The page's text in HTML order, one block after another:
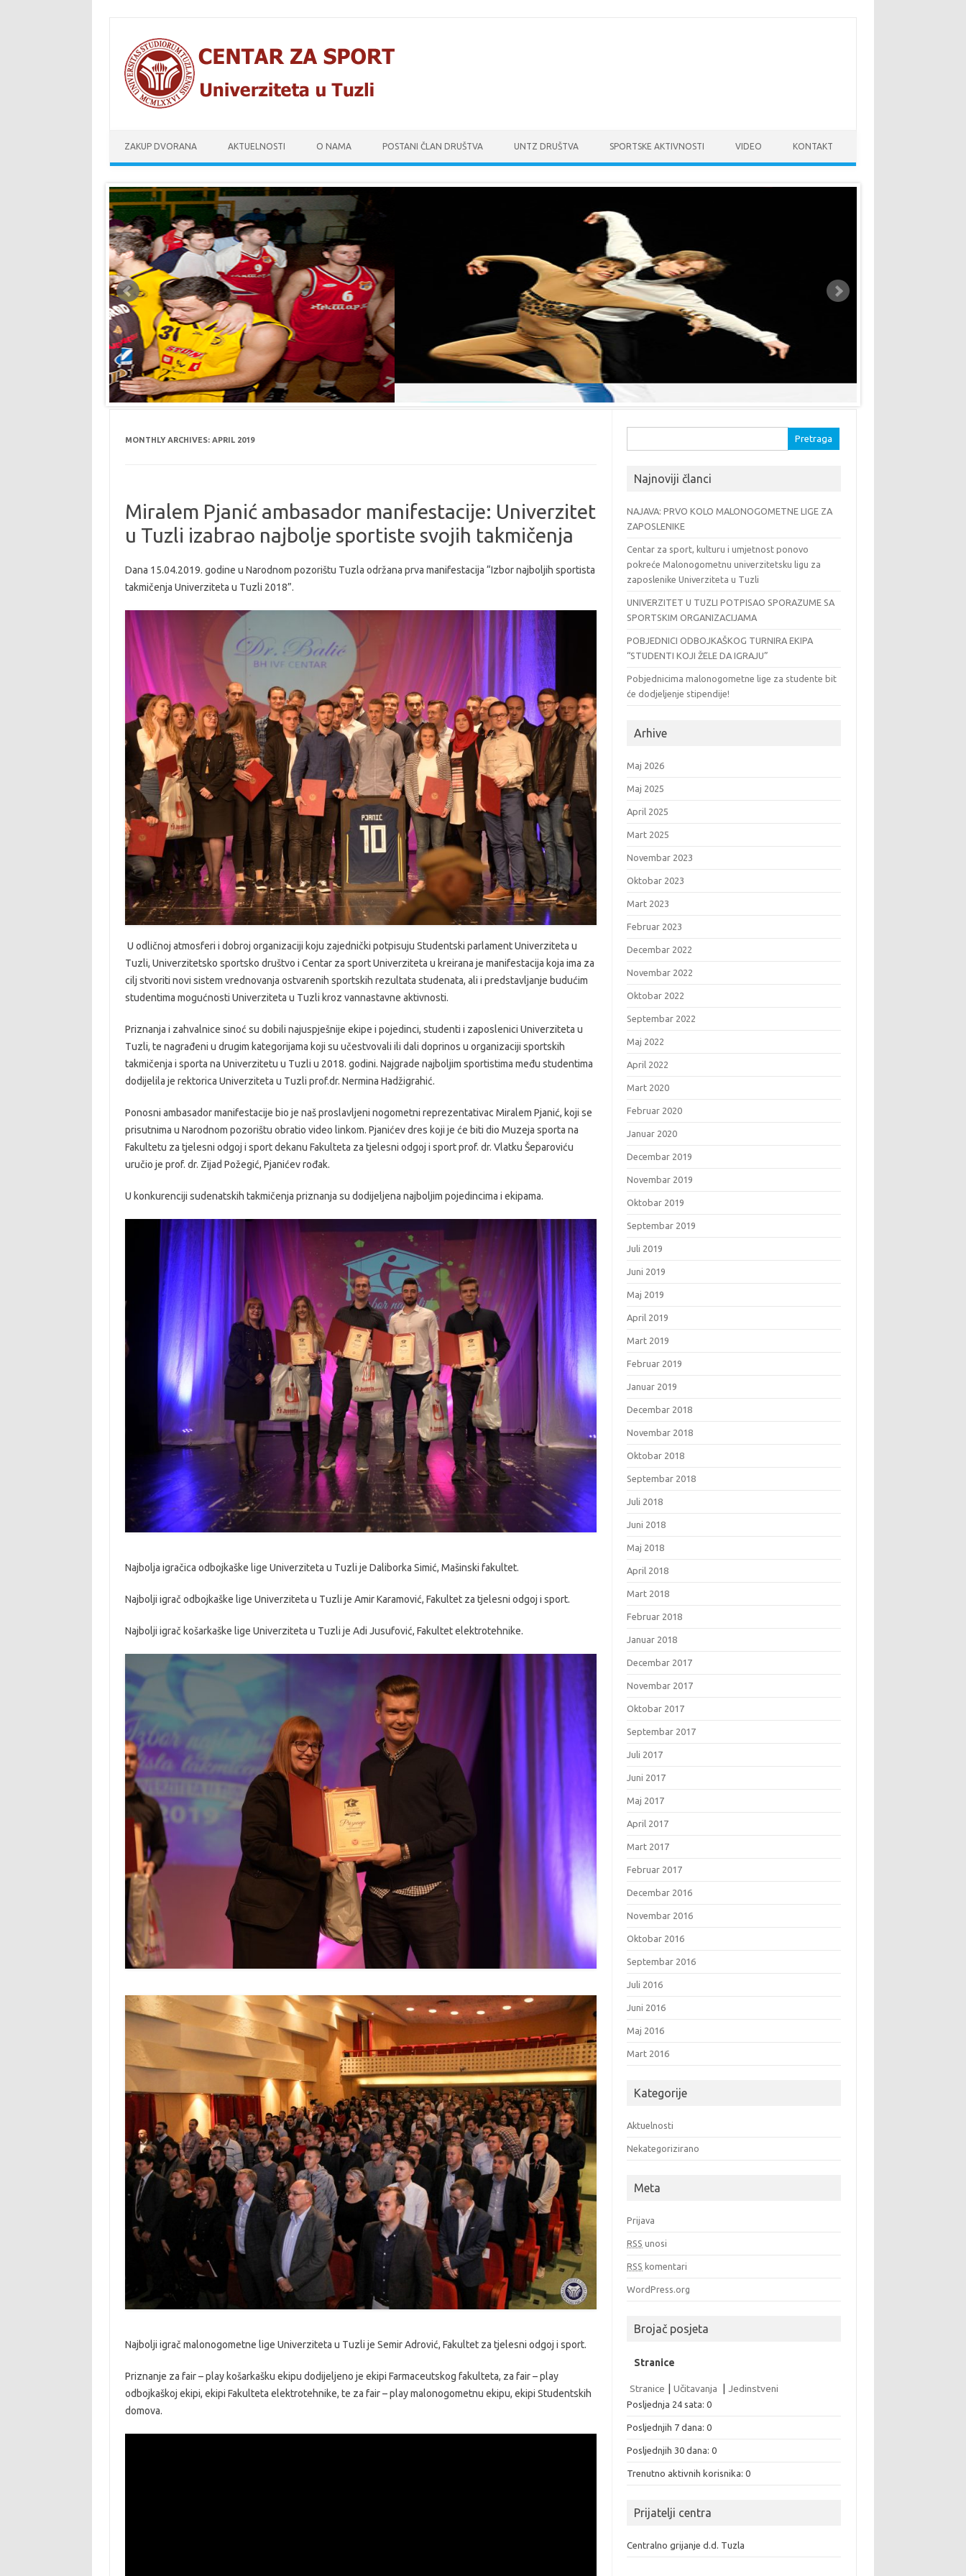
ZAKUP DVORANA AKTUELNOSTI O NAMA POSTANI ČLAN DRUŠTVA UNTZ DRUŠTVA SPORTSKE AKTIVNOSTI VIDEO KONTAKT
MONTHLY ARCHIVES: APRIL 2019
Miralem Pjanić ambasador manifestacije: Univerzitet
u Tuzli izabrao najbolje sportiste svojih takmičenja
Dana 15.04.2019. godine u Narodnom pozorištu Tuzla održana prva manifestacija “Izbor najboljih sportista
takmičenja Univerziteta u Tuzli 2018”.
U odličnoj atmosferi i dobroj organizaciji koju zajednički potpisuju Studentski parlament Univerziteta u
Tuzli, Univerzitetsko sportsko društvo i Centar za sport Univerziteta u kreirana je manifestacija koja ima za
cilj stvoriti novi sistem vrednovanja ostvarenih sportskih rezultata studenata, ali i predstavljanje budućim
studentima mogućnosti Univerziteta u Tuzli kroz vannastavne aktivnosti.
Priznanja i zahvalnice sinoć su dobili najuspješnije ekipe i pojedinci, studenti i zaposlenici Univerziteta u
Tuzli, te nagrađeni u drugim kategorijama koji su učestvovali ili dali doprinos u organizaciji sportskih
takmičenja i sporta na Univerzitetu u Tuzli u 2018. godini. Najgrade najboljim sportistima među studentima
dodijelila je rektorica Univerziteta u Tuzli prof.dr. Nermina Hadžigrahić.
Ponosni ambasador manifestacije bio je naš proslavljeni nogometni reprezentativac Miralem Pjanić, koji se
prisutnima u Narodnom pozorištu obratio video linkom. Pjanićev dres koji je će biti dio Muzeja sporta na
Fakultetu za tjelesni odgoj i sport dekanu Fakulteta za tjelesni odgoj i sport prof. dr. Vlatku Šeparoviću
uručio je prof. dr. Zijad Požegić, Pjanićev rođak.
U konkurenciji sudenatskih takmičenja priznanja su dodijeljena najboljim pojedincima i ekipama.
Najbolja igračica odbojkaške lige Univerziteta u Tuzli je Daliborka Simić, Mašinski fakultet.
Najbolji igrač odbojkaške lige Univerziteta u Tuzli je Amir Karamović, Fakultet za tjelesni odgoj i sport.
Najbolji igrač košarkaške lige Univerziteta u Tuzli je Adi Jusufović, Fakultet elektrotehnike.
Najbolji igrač malonogometne lige Univerziteta u Tuzli je Semir Adrović, Fakultet za tjelesni odgoj i sport.
Priznanje za fair – play košarkašku ekipu dodijeljeno je ekipi Farmaceutskog fakulteta, za fair – play
odbojkaškoj ekipi, ekipi Fakulteta elektrotehnike, te za fair – play malonogometnu ekipu, ekipi Studentskih
domova.
Najnoviji članci
NAJAVA: PRVO KOLO MALONOGOMETNE LIGE ZA
ZAPOSLENIKE
Centar za sport, kulturu i umjetnost ponovo
pokreće Malonogometnu univerzitetsku ligu za
zaposlenike Univerziteta u Tuzli
UNIVERZITET U TUZLI POTPISAO SPORAZUME SA
SPORTSKIM ORGANIZACIJAMA
POBJEDNICI ODBOJKAŠKOG TURNIRA EKIPA
“STUDENTI KOJI ŽELE DA IGRAJU”
Pobjednicima malonogometne lige za studente bit
će dodjeljenje stipendije!
Arhive
Maj 2026
Maj 2025
April 2025
Mart 2025
Novembar 2023
Oktobar 2023
Mart 2023
Februar 2023
Decembar 2022
Novembar 2022
Oktobar 2022
Septembar 2022
Maj 2022
April 2022
Mart 2020
Februar 2020
Januar 2020
Decembar 2019
Novembar 2019
Oktobar 2019
Septembar 2019
Juli 2019
Juni 2019
Maj 2019
April 2019
Mart 2019
Februar 2019
Januar 2019
Decembar 2018
Novembar 2018
Oktobar 2018
Septembar 2018
Juli 2018
Juni 2018
Maj 2018
April 2018
Mart 2018
Februar 2018
Januar 2018
Decembar 2017
Novembar 2017
Oktobar 2017
Septembar 2017
Juli 2017
Juni 2017
Maj 2017
April 2017
Mart 2017
Februar 2017
Decembar 2016
Novembar 2016
Oktobar 2016
Septembar 2016
Juli 2016
Juni 2016
Maj 2016
Mart 2016
Kategorije
Aktuelnosti
Nekategorizirano
Meta
Prijava
RSS unosi
RSS komentari
WordPress.org
Brojač posjeta
Stranice
Stranice Učitavanja Jedinstveni
Posljednja 24 sata:0
Posljednjih 7 dana:0
Posljednjih 30 dana:0
Trenutno aktivnih korisnika: 0
Prijatelji centra
Centralno grijanje d.d. Tuzla